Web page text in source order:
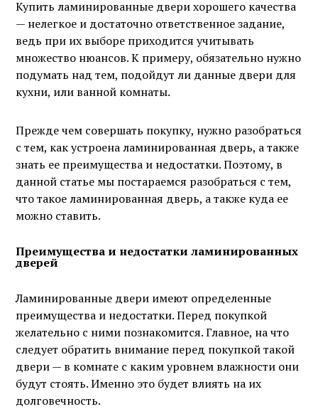
Купить ламинированные двери хорошего качества
— нелегкое и достаточно ответственное задание,
ведь при их выборе приходится учитывать
множество нюансов. К примеру, обязательно нужно
подумать над тем, подойдут ли данные двери для
кухни, или ванной комнаты.
Прежде чем совершать покупку, нужно разобраться
с тем, как устроена ламинированная дверь, а также
знать ее преимущества и недостатки. Поэтому, в
данной статье мы постараемся разобраться с тем,
что такое ламинированная дверь, а также куда ее
можно ставить.
Преимущества и недостатки ламинированных
дверей
Ламинированные двери имеют определенные
преимущества и недостатки. Перед покупкой
желательно с ними познакомится. Главное, на что
следует обратить внимание перед покупкой такой
двери — в комнате с каким уровнем влажности они
будут стоять. Именно это будет влиять на их
долговечность.